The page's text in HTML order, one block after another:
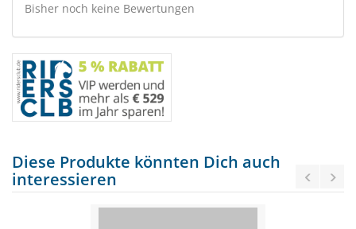
Bisher noch keine Bewertungen
Diese Produkte könnten Dich auch
interessieren